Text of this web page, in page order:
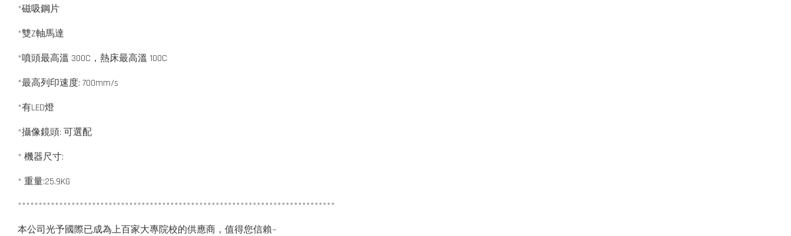
*磁吸鋼片
*雙Z軸馬達
*噴頭最高溫 300C，熱床最高溫 100C
*最高列印速度: 700mm/s
*有LED燈
*攝像鏡頭: 可選配
* 機器尺寸:
* 重量:25.9KG
*****************************************************************************
本公司光予國際已成為上百家大專院校的供應商，值得您信賴~